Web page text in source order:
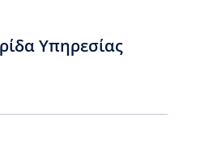
Υπηρεσίας